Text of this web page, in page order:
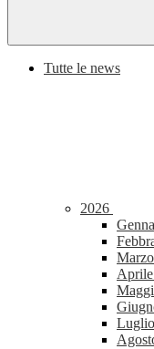
Tutte le news
2026
Marzo
Aprile
Luglio